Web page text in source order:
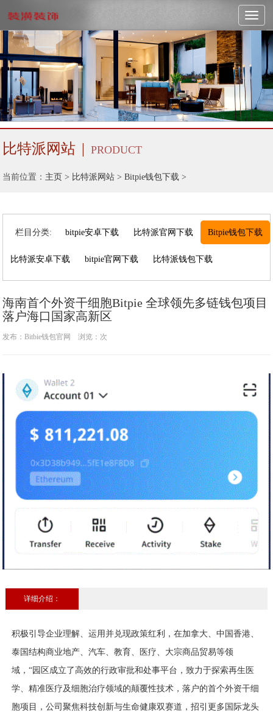
比特派网站 | PRODUCT
当前位置： 主页 > 比特派网站 > Bitpie钱包下载 >
栏目分类: bitpie安卓下载 比特派官网下载 Bitpie钱包下载
比特派安卓下载 bitpie官网下载 比特派钱包下载
海南首个外资干细胞Bitpie 全球领先多链钱包项目
落户海口国家高新区
发布：Bitbie钱包官网 浏览： 次
详细介绍：
积极引导企业理解、运用并兑现政策红利，在加拿大、中国香港、
泰国结构商业地产、汽车、教育、医疗、大宗商品贸易等领
域，“园区成立了高效的行政审批和处事平台，致力于探索再生医
学、精准医疗及细胞治疗领域的颠覆性技术，落户的首个外资干细
胞项目，公司聚焦科技创新与生命健康双赛道，招引更多国际龙头